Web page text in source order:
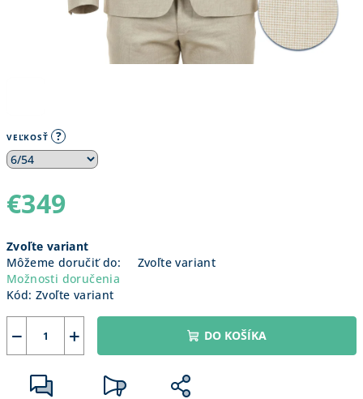
VEĽKOSŤ ?
€349
cena:
Zvoľte variant
Môžeme doručiť do:
Zvoľte variant
Možnosti doručenia
Kód: Zvoľte variant
+
− DO KOŠÍKA